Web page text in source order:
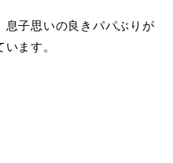
息子思いの良きパパぶりが
ます。